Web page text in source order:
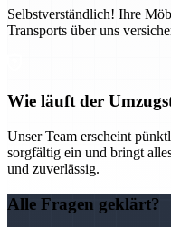
Selbstverständlich! Ihre
Transports über uns
Wie läuft der
Unser Team erscheint
sorgfältig ein und bringt
und zuverlässig.
Alle Fragen geklärt?